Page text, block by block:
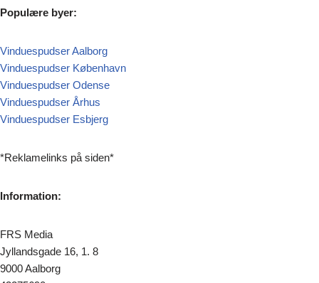
Populære byer:
Vinduespudser Aalborg
Vinduespudser København
Vinduespudser Odense
Vinduespudser Århus
Vinduespudser Esbjerg
*Reklamelinks på siden*
Information:
FRS Media
Jyllandsgade 16, 1. 8
9000 Aalborg